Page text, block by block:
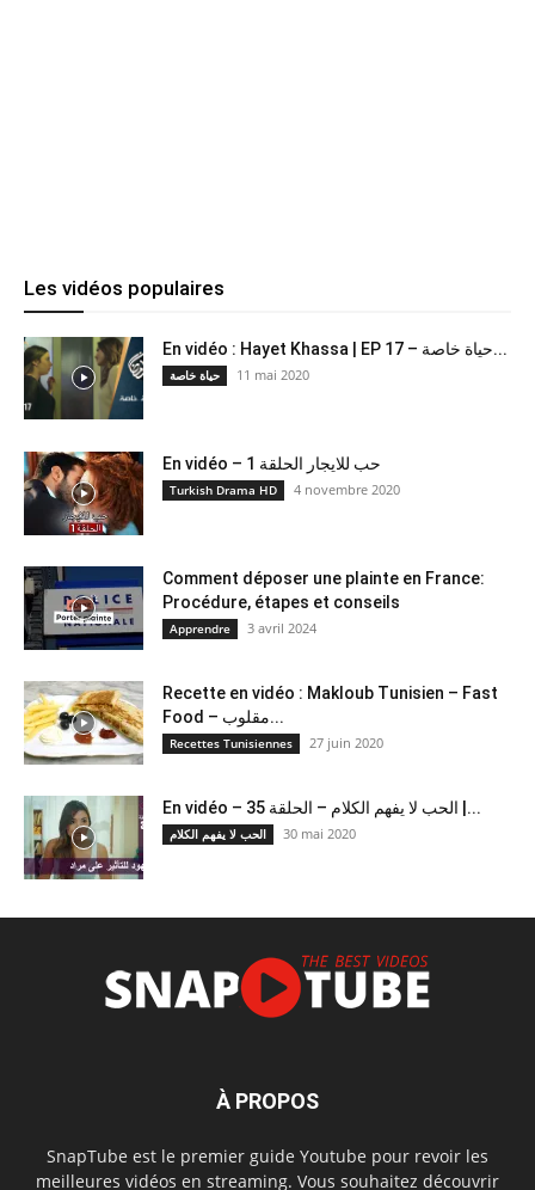
Les vidéos populaires
En vidéo : Hayet Khassa | EP 17 – حياة خاصة...
حياة خاصة 11 mai 2020
En vidéo – حب للايجار الحلقة 1
Turkish Drama HD 4 novembre 2020
Comment déposer une plainte en France:
Procédure, étapes et conseils
Apprendre 3 avril 2024
Recette en vidéo : Makloub Tunisien – Fast
Food – مقلوب...
Recettes Tunisiennes 27 juin 2020
En vidéo – الحب لا يفهم الكلام – الحلقة 35 |...
الحب لا يفهم الكلام 30 mai 2020
À PROPOS
SnapTube est le premier guide Youtube pour revoir les
meilleures vidéos en streaming. Vous souhaitez découvrir